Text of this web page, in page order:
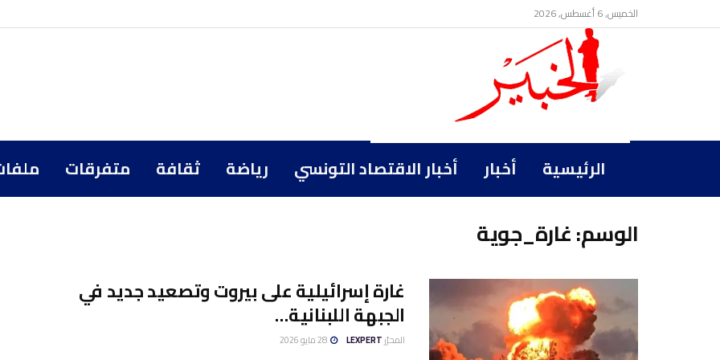
الخميس, 6 أغسطس, 2026
الرئيسية أخبار أخبار الاقتصاد التونسي رياضة ثقافة متفرقات
الوسم:غارة_جوية
غارة إسرائيلية على بيروت وتصعيد جديد في
الجبهة اللبنانية…
المحرّر LEXPERT